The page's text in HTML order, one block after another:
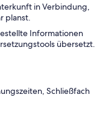
in Verbindung,
planst.
Informationen
übersetzt.
Schließfach